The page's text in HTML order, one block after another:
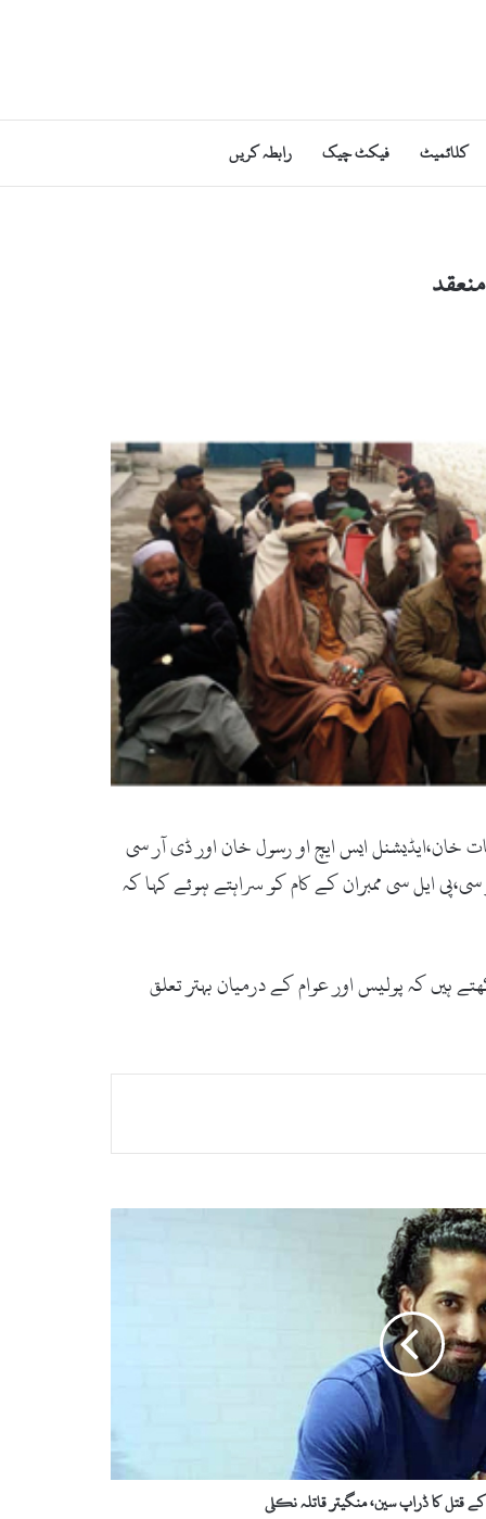
کلائمیٹ فیکٹ چیک رابطہ کریں
خان،ایڈیشنل ایس ایچ او رسول خان اور ڈی آر سی
ایل سی ممبران کے کام کو سراہتے ہوئے کہا کہ
ہیں کہ پولیس اور عوام کے درمیان بہتر تعلق
قتل کا ڈراپ سین، منگیتر قاتلہ نکلی